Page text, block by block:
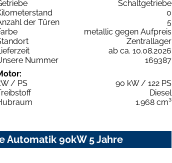
Schaltgetriebe
0
der Türen
5
metallic gegen Aufpreis
Zentrallager
ab ca. 10.08.2026
Nummer
169387
/ PS
90 kW / 122 PS
Diesel
1.968 cm³
Automatik 90kW 5 Jahre